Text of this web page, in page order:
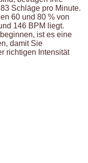
Schläge pro Minute.
60 und 80 % von
146 BPM liegt.
ist es eine
damit Sie
richtigen Intensität